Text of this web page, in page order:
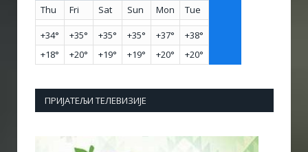
Thu
Fri Sat Sun Mon Tue
+34° +35° +35° +35° +37° +38°
+18° +20° +19° +19° +20° +20°
ПРИЈАТЕЉИ ТЕЛЕВИЗИЈЕ